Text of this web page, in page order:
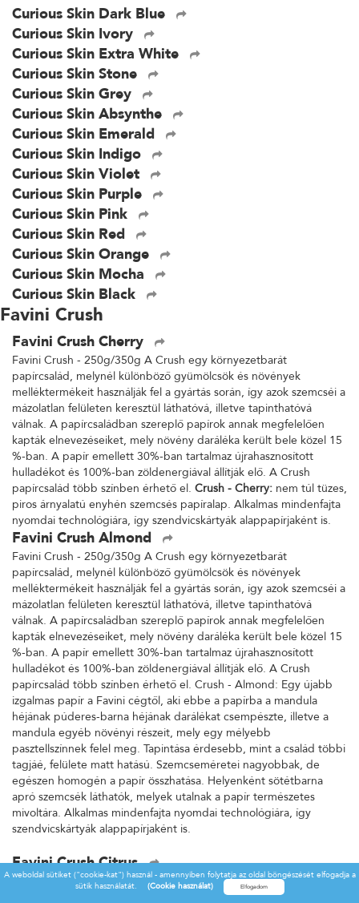
Curious Skin Dark Blue
Curious Skin Ivory
Curious Skin Extra White
Curious Skin Stone
Curious Skin Grey
Curious Skin Absynthe
Curious Skin Emerald
Curious Skin Indigo
Curious Skin Violet
Curious Skin Purple
Curious Skin Pink
Curious Skin Red
Curious Skin Orange
Curious Skin Mocha
Curious Skin Black
Favini Crush
Favini Crush Cherry
Favini Crush - 250g/350g A Crush egy környezetbarát
papírcsalád, melynél különböző gyümölcsök és növények
melléktermékeit használják fel a gyártás során, így azok szemcséi a
mázolatlan felületen keresztül láthatóvá, illetve tapinthatóvá
válnak. A papírcsaládban szereplő papírok annak megfelelően
kapták elnevezéseiket, mely növény daráléka került bele közel 15
%-ban. A papír emellett 30%-ban tartalmaz újrahasznosított
hulladékot és 100%-ban zöldenergiával állítják elő. A Crush
papírcsalád több színben érhető el. Crush - Cherry: nem túl tüzes,
piros árnyalatú enyhén szemcsés papíralap. Alkalmas mindenfajta
nyomdai technológiára, így szendvicskártyák alappapírjaként is.
Favini Crush Almond
Favini Crush - 250g/350g A Crush egy környezetbarát
papírcsalád, melynél különböző gyümölcsök és növények
melléktermékeit használják fel a gyártás során, így azok szemcséi a
mázolatlan felületen keresztül láthatóvá, illetve tapinthatóvá
válnak. A papírcsaládban szereplő papírok annak megfelelően
kapták elnevezéseiket, mely növény daráléka került bele közel 15
%-ban. A papír emellett 30%-ban tartalmaz újrahasznosított
hulladékot és 100%-ban zöldenergiával állítják elő. A Crush
papírcsalád több színben érhető el. Crush - Almond: Egy újabb
izgalmas papír a Favini cégtől, aki ebbe a papírba a mandula
héjának púderes-barna héjának darálékat csempészte, illetve a
mandula egyéb növényi részeit, mely egy mélyebb
pasztellszínnek felel meg. Tapintása érdesebb, mint a család többi
tagjáé, felülete matt hatású. Szemcseméretei nagyobbak, de
egészen homogén a papír összhatása. Helyenként sötétbarna
apró szemcsék láthatók, melyek utalnak a papír természetes
mivoltára. Alkalmas mindenfajta nyomdai technológiára, így
szendvicskártyák alappapírjaként is.
Favini Crush Citrus
Favini Crush - 250g/350g A Crush egy környezetbarát
papírcsalád, melynél különböző gyümölcsök és növények
A weboldal sütiket ("cookie-kat") használ - amennyiben folytatja az oldal böngészését elfogadja a
sütik használatát.
(Cookie használat)